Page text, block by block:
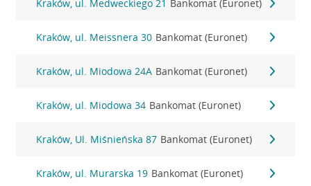
Kraków, ul. Medweckiego 21 Bankomat (Euronet)
Kraków, ul. Meissnera 30 Bankomat (Euronet)
Kraków, ul. Miodowa 24A Bankomat (Euronet)
Kraków, ul. Miodowa 34 Bankomat (Euronet)
Kraków, Ul. Miśnieńska 87 Bankomat (Euronet)
Kraków, ul. Murarska 19 Bankomat (Euronet)